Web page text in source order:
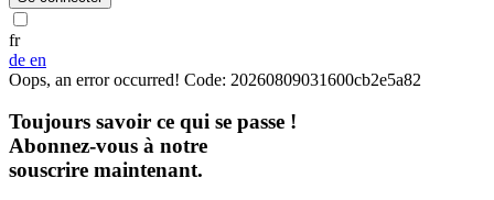
fr
de en
Oops, an error occurred! Code: 20260809031600cb2e5a82
Toujours savoir ce qui se passe !
Abonnez-vous à notre
souscrire maintenant.